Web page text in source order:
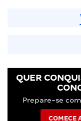
QUER
Prepare-se
COMECE